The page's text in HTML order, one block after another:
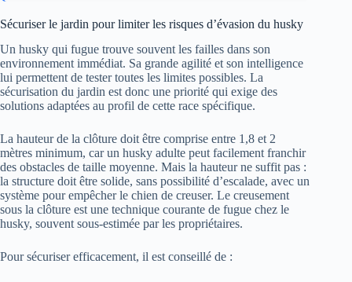
Sécuriser le jardin pour limiter les risques d’évasion du husky
Un husky qui fugue trouve souvent les failles dans son
environnement immédiat. Sa grande agilité et son intelligence
lui permettent de tester toutes les limites possibles. La
sécurisation du jardin est donc une priorité qui exige des
solutions adaptées au profil de cette race spécifique.
La hauteur de la clôture doit être comprise entre 1,8 et 2
mètres minimum, car un husky adulte peut facilement franchir
des obstacles de taille moyenne. Mais la hauteur ne suffit pas :
la structure doit être solide, sans possibilité d’escalade, avec un
système pour empêcher le chien de creuser. Le creusement
sous la clôture est une technique courante de fugue chez le
husky, souvent sous-estimée par les propriétaires.
Pour sécuriser efficacement, il est conseillé de :